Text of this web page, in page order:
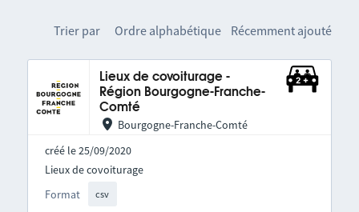
Trier par Ordre alphabétique Récemment ajouté
Lieux de covoiturage -
Région Bourgogne-Franche-
Comté
Bourgogne-Franche-Comté
créé le 25/09/2020
Format csv
Lieux de covoiturage